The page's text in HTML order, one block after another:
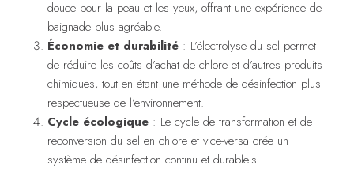
douce pour la peau et les yeux, offrant une expérience de
baignade plus agréable.
Économie et durabilité : L’électrolyse du sel permet
de réduire les coûts d’achat de chlore et d’autres produits
chimiques, tout en étant une méthode de désinfection plus
respectueuse de l’environnement.
Cycle écologique : Le cycle de transformation et de
reconversion du sel en chlore et vice-versa crée un
système de désinfection continu et durable.s